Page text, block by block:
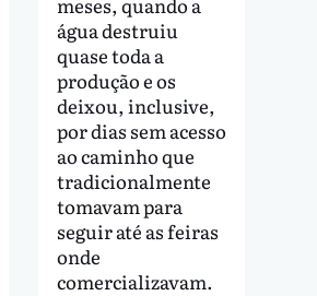
água destruiu
quase toda a
produção e os
deixou, inclusive,
por dias sem acesso
ao caminho que
tradicionalmente
tomavam para
seguir até as feiras
onde
comercializavam.